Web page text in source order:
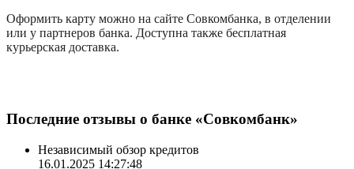
Оформить карту можно на сайте Совкомбанка, в отделении
или у партнеров банка. Доступна также бесплатная
курьерская доставка.
Последние отзывы о банке «Совкомбанк»
Независимый обзор кредитов
16.01.2025 14:27:48